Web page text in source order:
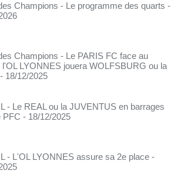
Champions - Le programme des quarts -
Champions - Le PARIS FC face au
l'OL LYONNES jouera WOLFSBURG ou la
- 18/12/2025
- Le REAL ou la JUVENTUS en barrages
PFC - 18/12/2025
- L'OL LYONNES assure sa 2e place -